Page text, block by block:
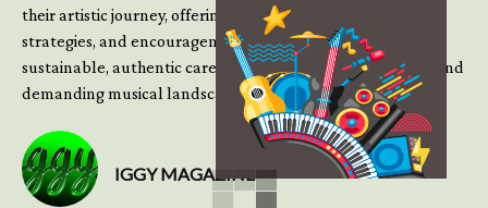
their artistic journey, offering practical insight, updated
strategies, and encouragement to continue building
sustainable, authentic careers in an increasingly complex and
demanding musical landscape.
IGGY MAGAZINE